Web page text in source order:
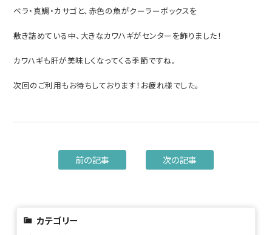
ベラ・真鯛・カサゴと、赤色の魚がクーラーボックスを
敷き詰めている中、大きなカワハギがセンターを飾りました！
カワハギも肝が美味しくなってくる季節ですね。
次回のご利用もお待ちしております！お疲れ様でした。
前の記事 次の記事
カテゴリー